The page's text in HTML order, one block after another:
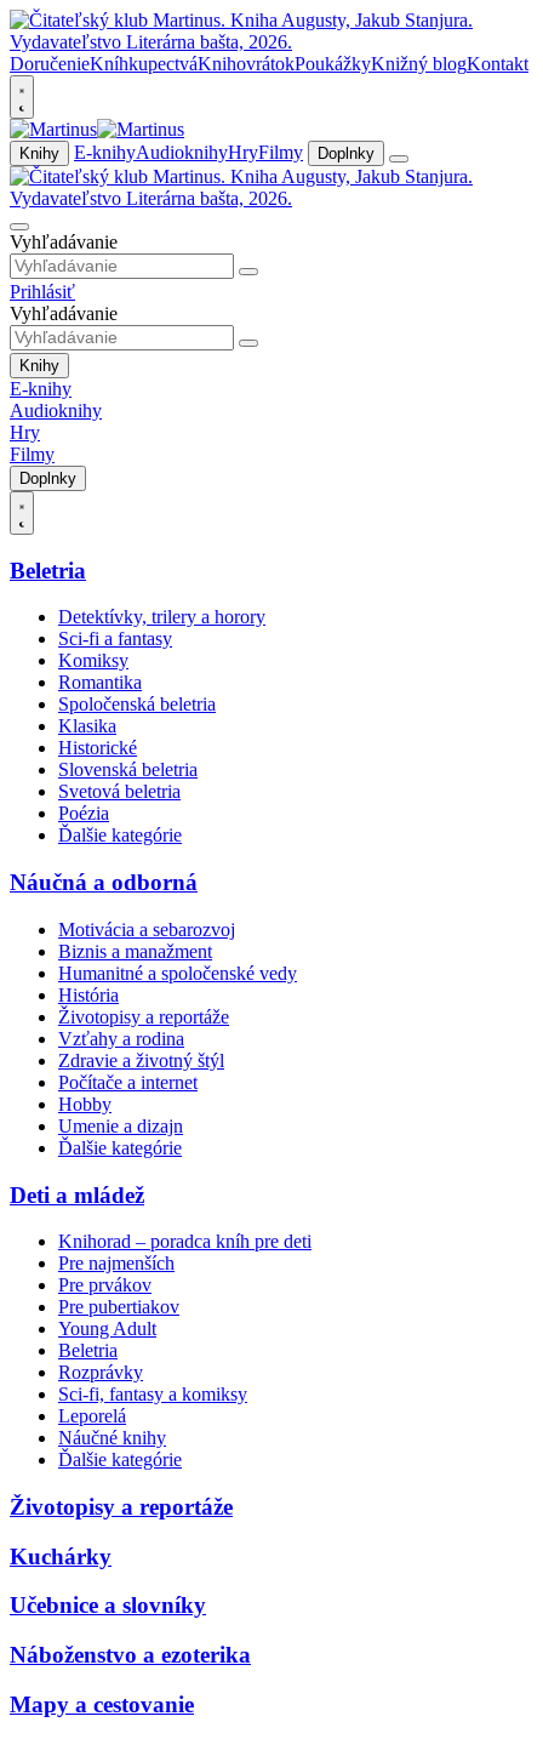
DoručenieKníhkupectváKnihovrátokPoukážkyKnižný blogKontakt
Knihy E-knihyAudioknihyHryFilmy Doplnky
Vyhľadávanie
Prihlásiť
Vyhľadávanie
Knihy
E-knihy
Audioknihy
Hry
Filmy
Doplnky
Beletria
Detektívky, trilery a horory
Sci-fi a fantasy
Komiksy
Romantika
Spoločenská beletria
Klasika
Historické
Slovenská beletria
Svetová beletria
Poézia
Ďalšie kategórie
Náučná a odborná
Motivácia a sebarozvoj
Biznis a manažment
Humanitné a spoločenské vedy
História
Životopisy a reportáže
Vzťahy a rodina
Zdravie a životný štýl
Počítače a internet
Hobby
Umenie a dizajn
Ďalšie kategórie
Deti a mládež
Knihorad – poradca kníh pre deti
Pre najmenších
Pre prvákov
Pre pubertiakov
Young Adult
Beletria
Rozprávky
Sci-fi, fantasy a komiksy
Leporelá
Náučné knihy
Ďalšie kategórie
Životopisy a reportáže
Kuchárky
Učebnice a slovníky
Náboženstvo a ezoterika
Mapy a cestovanie